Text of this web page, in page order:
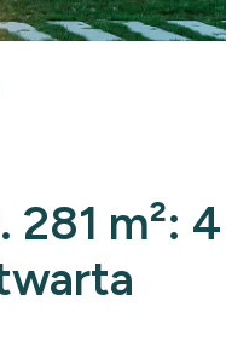
m²: 4